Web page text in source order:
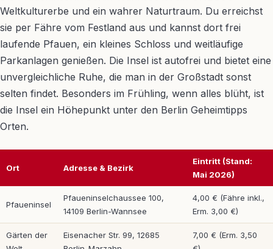
Weltkulturerbe und ein wahrer Naturtraum. Du erreichst
sie per Fähre vom Festland aus und kannst dort frei
laufende Pfauen, ein kleines Schloss und weitläufige
Parkanlagen genießen. Die Insel ist autofrei und bietet eine
unvergleichliche Ruhe, die man in der Großstadt sonst
selten findet. Besonders im Frühling, wenn alles blüht, ist
die Insel ein Höhepunkt unter den Berlin Geheimtipps
Orten.
Ort Adresse & Bezirk
Eintritt (Stand:
Mai 2026)
Pfaueninsel
Pfaueninselchaussee 100,
14109 Berlin-Wannsee
4,00 € (Fähre inkl.,
Erm. 3,00 €)
Gärten der
Eisenacher Str. 99, 12685
7,00 € (Erm. 3,50